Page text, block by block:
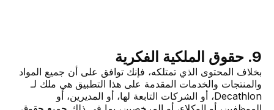
9. حقوق الملكية الفكرية
بخلاف المحتوى الذي تمتلكه، فإنك توافق على أن جميع المواد
والمنتجات والخدمات المقدمة على هذا التطبيق هي ملك لـ
Decathlon، أو الشركات التابعة لها، أو المديرين، أو